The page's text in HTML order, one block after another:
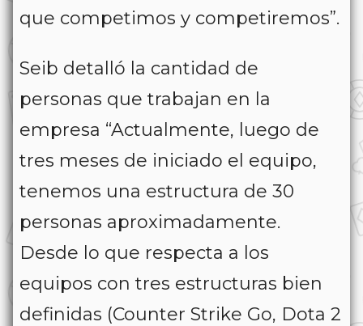
que competimos y competiremos”.
Seib detalló la cantidad de
personas que trabajan en la
empresa “Actualmente, luego de
tres meses de iniciado el equipo,
tenemos una estructura de 30
personas aproximadamente.
Desde lo que respecta a los
equipos con tres estructuras bien
definidas (Counter Strike Go, Dota 2